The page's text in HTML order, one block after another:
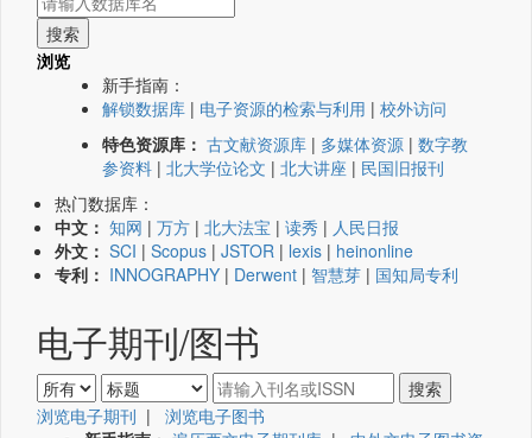
浏览
新手指南：
解锁数据库 | 电子资源的检索与利用 | 校外访问
特色资源库： 古文献资源库 | 多媒体资源 | 数字教
参资料 | 北大学位论文 | 北大讲座 | 民国旧报刊
热门数据库：
中文： 知网 | 万方 | 北大法宝 | 读秀 | 人民日报
外文： SCI | Scopus | JSTOR | lexis | heinonline
专利： INNOGRAPHY | Derwent | 智慧芽 | 国知局专利
电子期刊/图书
浏览电子期刊 | 浏览电子图书